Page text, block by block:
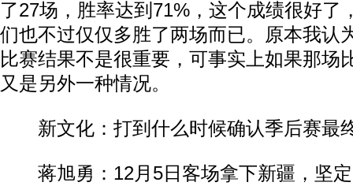
了27场，胜率达到71%，这个成绩很好了
们也不过仅仅多胜了两场而已。原本我认
比赛结果不是很重要，可事实上如果那场
又是另外一种情况。
新文化：打到什么时候确认季后赛最
蒋旭勇：12月5日客场拿下新疆，坚定